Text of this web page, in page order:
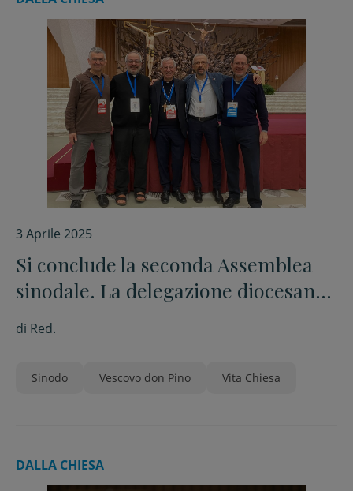
3 Aprile 2025
Si conclude la seconda Assemblea
sinodale. La delegazione diocesana
con il vescovo don Pino
di Red.
Sinodo Vescovo don Pino Vita Chiesa
DALLA CHIESA